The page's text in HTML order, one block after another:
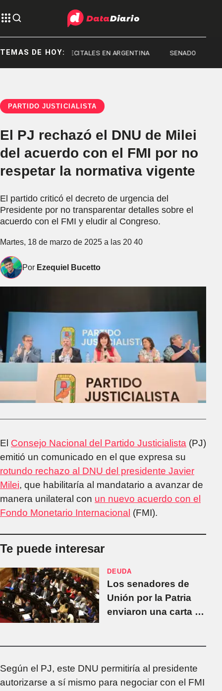
TEMAS DE HOY:
SANLUIS RECITALES EN ARGENTINA SENADO
PARTIDO JUSTICIALISTA
El PJ rechazó el DNU de Milei
del acuerdo con el FMI por no
respetar la normativa vigente
El partido criticó el decreto de urgencia del
Presidente por no transparentar detalles sobre el
acuerdo con el FMI y eludir al Congreso.
Martes, 18 de marzo de 2025 a las 20 40
Por Ezequiel Bucetto
El Consejo Nacional del Partido Justicialista (PJ)
emitió un comunicado en el que expresa su
rotundo rechazo al DNU del presidente Javier
Milei, que habilitaría al mandatario a avanzar de
manera unilateral con un nuevo acuerdo con el
Fondo Monetario Internacional (FMI).
Te puede interesar
DEUDA
Los senadores de
Unión por la Patria
enviaron una carta al
Constitución"
Según el PJ, este DNU permitiría al presidente
autorizarse a sí mismo para negociar con el FMI